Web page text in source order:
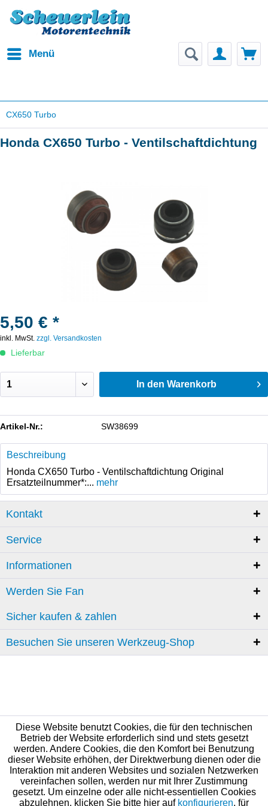
Menü
CX650 Turbo
Honda CX650 Turbo - Ventilschaftdichtung
5,50 € *
inkl. MwSt. zzgl. Versandkosten
Lieferbar
In den Warenkorb
Artikel-Nr.: SW38699
Beschreibung
Honda CX650 Turbo - Ventilschaftdichtung Original
Ersatzteilnummer*:... mehr
Kontakt
Service
Informationen
Werden Sie Fan
Sicher kaufen & zahlen
Besuchen Sie unseren Werkzeug-Shop
Diese Website benutzt Cookies, die für den technischen
Betrieb der Website erforderlich sind und stets gesetzt
werden. Andere Cookies, die den Komfort bei Benutzung
dieser Website erhöhen, der Direktwerbung dienen oder die
Interaktion mit anderen Websites und sozialen Netzwerken
vereinfachen sollen, werden nur mit Ihrer Zustimmung
gesetzt. Um einzelne oder alle nicht-essentiellen Cookies
abzulehnen, klicken Sie bitte hier auf konfigurieren, für